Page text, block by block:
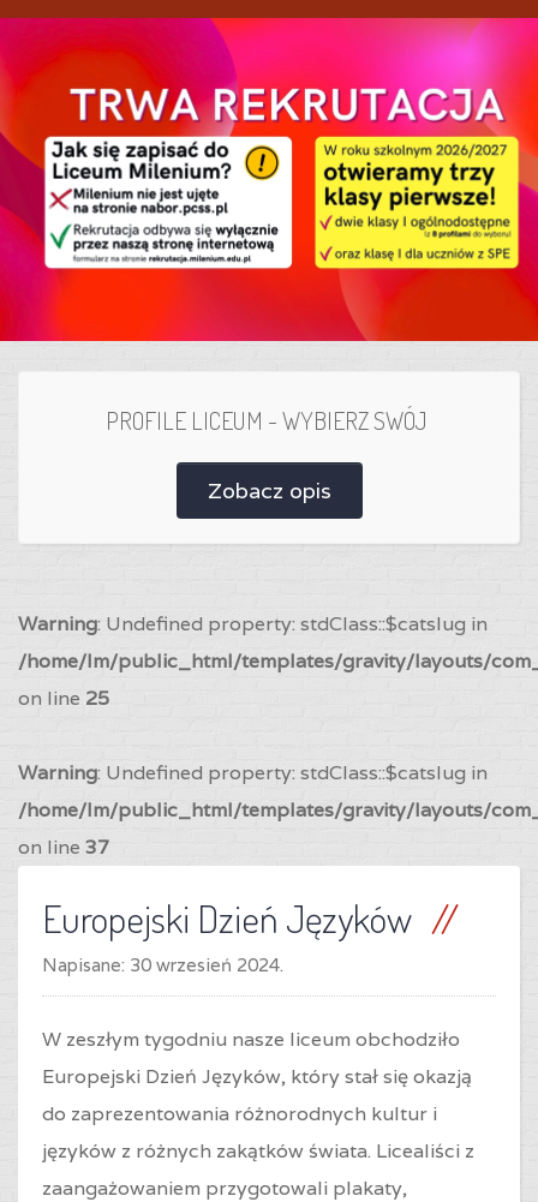
PROFILE LICEUM - WYBIERZ SWÓJ
Zobacz opis
Warning: Undefined property: stdClass::$catslug in
/home/lm/public_html/templates/gravity/layouts/
on line 25
Warning: Undefined property: stdClass::$catslug in
/home/lm/public_html/templates/gravity/layouts/
on line 37
Europejski Dzień Języków
Napisane: 30 wrzesień 2024.
W zeszłym tygodniu nasze liceum obchodziło
Europejski Dzień Języków, który stał się okazją
do zaprezentowania różnorodnych kultur i
języków z różnych zakątków świata. Licealiści z
zaangażowaniem przygotowali plakaty,